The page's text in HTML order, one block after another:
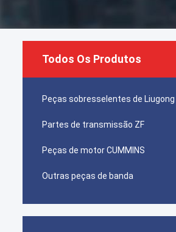
Todos Os Produtos
Peças sobresselentes de Liugong
Partes de transmissão ZF
Peças de motor CUMMINS
Outras peças de banda